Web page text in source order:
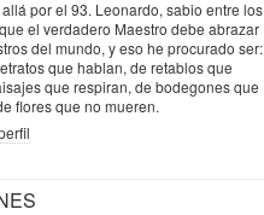
por el 93. Leonardo, sabio entre los
el verdadero Maestro debe abrazar
del mundo, y eso he procurado ser:
que hablan, de retablos que
que respiran, de bodegones que
flores que no mueren.